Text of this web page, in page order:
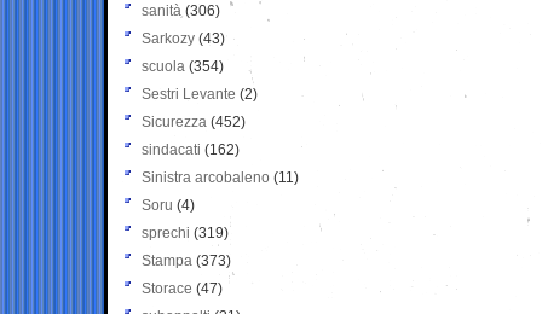
sanità (306)
Sarkozy (43)
scuola (354)
Sestri Levante (2)
Sicurezza (452)
sindacati (162)
Sinistra arcobaleno (11)
Soru (4)
sprechi (319)
Stampa (373)
Storace (47)